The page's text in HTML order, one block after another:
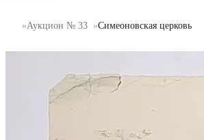
Аукцион № 33 Симеоновская церковь